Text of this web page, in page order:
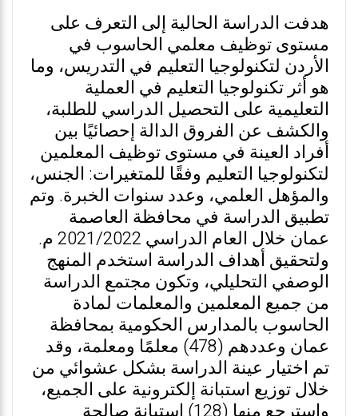
هدفت الدراسة الحالية إلى التعرف على
مستوى توظيف معلمي الحاسوب في
الأردن لتكنولوجيا التعليم في التدريس، وما
هو أثر تكنولوجيا التعليم في العملية
التعليمية على التحصيل الدراسي للطلبة،
والكشف عن الفروق الدالة إحصائيًا بين
أفراد العينة في مستوى توظيف المعلمين
لتكنولوجيا التعليم وفقًا للمتغيرات: الجنس،
والمؤهل العلمي، وعدد سنوات الخبرة. وتم
تطبيق الدراسة في محافظة العاصمة
عمان خلال العام الدراسي 2021/2022 م.
ولتحقيق أهداف الدراسة استخدم المنهج
الوصفي التحليلي، وتكون مجتمع الدراسة
من جميع المعلمين والمعلمات لمادة
الحاسوب بالمدارس الحكومية بمحافظة
عمان وعددهم (478) معلمًا ومعلمة، وقد
تم اختيار عينة الدراسة بشكل عشوائي من
خلال توزيع استبانة إلكترونية على الجميع،